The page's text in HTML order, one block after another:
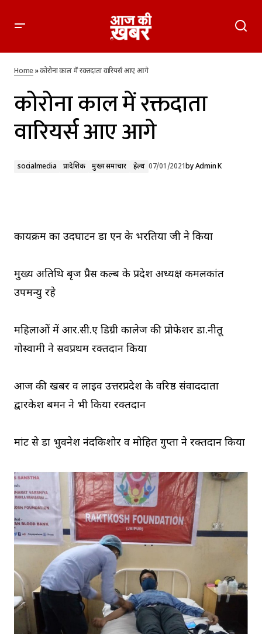
कोरोना काल में रक्तदाता वारियर्स आए आगे
Home»कोरोना काल में रक्तदाता वारियर्स आए आगे
कोरोना काल में रक्तदाता
वारियर्स आए आगे
socialmedia प्रादेशिक मुख्य समाचार हेल्थ 07/01/2021byAdmin K
कार्यक्रम का उदघाटन डा एन के भरतिया जी ने किया
मुख्य अतिथि बृज प्रैस कल्ब के प्रदेश अध्यक्ष कमलकांत
उपमन्यु रहे
महिलाओं में आर.सी.ए डिग्री कालेज की प्रोफेशर डा.नीतू
गोस्वामी ने सर्वप्रथम रक्तदान किया
आज की खबर व लाईव उत्तरप्रदेश के वरिष्ठ संवाददाता
द्वारकेश बर्मन ने भी किया रक्तदान
मांट से डा भुवनेश नंदकिशोर व मोहित गुप्ता ने रक्तदान किया